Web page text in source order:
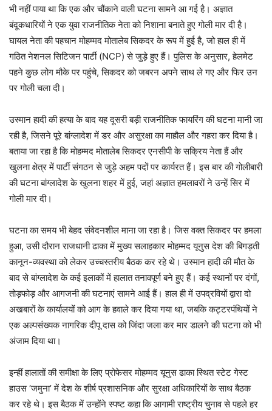
भी नहीं पाया था कि एक और चौंकाने वाली घटना सामने आ गई है। अज्ञात
बंदूकधारियों ने एक युवा राजनीतिक नेता को निशाना बनाते हुए गोली मार दी है।
घायल नेता की पहचान मोहम्मद मोतालेब सिकदर के रूप में हुई है, जो हाल ही में
गठित नेशनल सिटिजन पार्टी (NCP) से जुड़े हुए हैं। पुलिस के अनुसार, हेलमेट
पहने कुछ लोग मौके पर पहुंचे, सिकदर को जबरन अपने साथ ले गए और फिर उन
पर गोली चला दी।
उस्मान हादी की हत्या के बाद यह दूसरी बड़ी राजनीतिक फायरिंग की घटना मानी जा
रही है, जिसने पूरे बांग्लादेश में डर और असुरक्षा का माहौल और गहरा कर दिया है।
बताया जा रहा है कि मोहम्मद मोतालेब सिकदर एनसीपी के सक्रिय नेता हैं और
खुलना क्षेत्र में पार्टी संगठन से जुड़े अहम पदों पर कार्यरत हैं। इस बार की गोलीबारी
की घटना बांग्लादेश के खुलना शहर में हुई, जहां अज्ञात हमलावरों ने उन्हें सिर में
गोली मार दी।
घटना का समय भी बेहद संवेदनशील माना जा रहा है। जिस वक्त सिकदर पर हमला
हुआ, उसी दौरान राजधानी ढाका में मुख्य सलाहकार मोहम्मद यूनुस देश की बिगड़ती
कानून-व्यवस्था को लेकर उच्चस्तरीय बैठक कर रहे थे। उस्मान हादी की मौत के
बाद से बांग्लादेश के कई इलाकों में हालात तनावपूर्ण बने हुए हैं। कई स्थानों पर दंगों,
तोड़फोड़ और आगजनी की घटनाएं सामने आई हैं। हाल ही में उपद्रवियों द्वारा दो
अखबारों के कार्यालयों को आग के हवाले कर दिया गया था, जबकि कट्टरपंथियों ने
एक अल्पसंख्यक नागरिक दीपू दास को जिंदा जला कर मार डालने की घटना को भी
अंजाम दिया था।
इन्हीं हालातों की समीक्षा के लिए प्रोफेसर मोहम्मद यूनुस ढाका स्थित स्टेट गेस्ट
हाउस ‘जमुना’ में देश के शीर्ष प्रशासनिक और सुरक्षा अधिकारियों के साथ बैठक
कर रहे थे। इस बैठक में उन्होंने स्पष्ट कहा कि आगामी राष्ट्रीय चुनाव से पहले हर